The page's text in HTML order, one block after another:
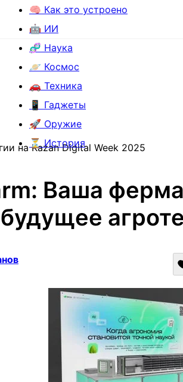
🧠 Как это устроено
🤖 ИИ
🧬 Наука
🪐 Космос
🚗 Техника
📱 Гаджеты
🚀 Оружие
⏳ История
на Kazan Digital Week 2025
Ваша
будущее